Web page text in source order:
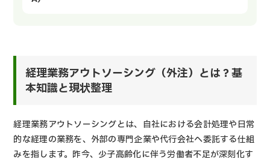
経理業務アウトソーシング（外注）とは？基
本知識と現状整理
経理業務アウトソーシングとは、自社における会計処理や日常
的な経理の業務を、外部の専門企業や代行会社へ委託する仕組
みを指します。昨今、少子高齢化に伴う労働者不足が深刻化す